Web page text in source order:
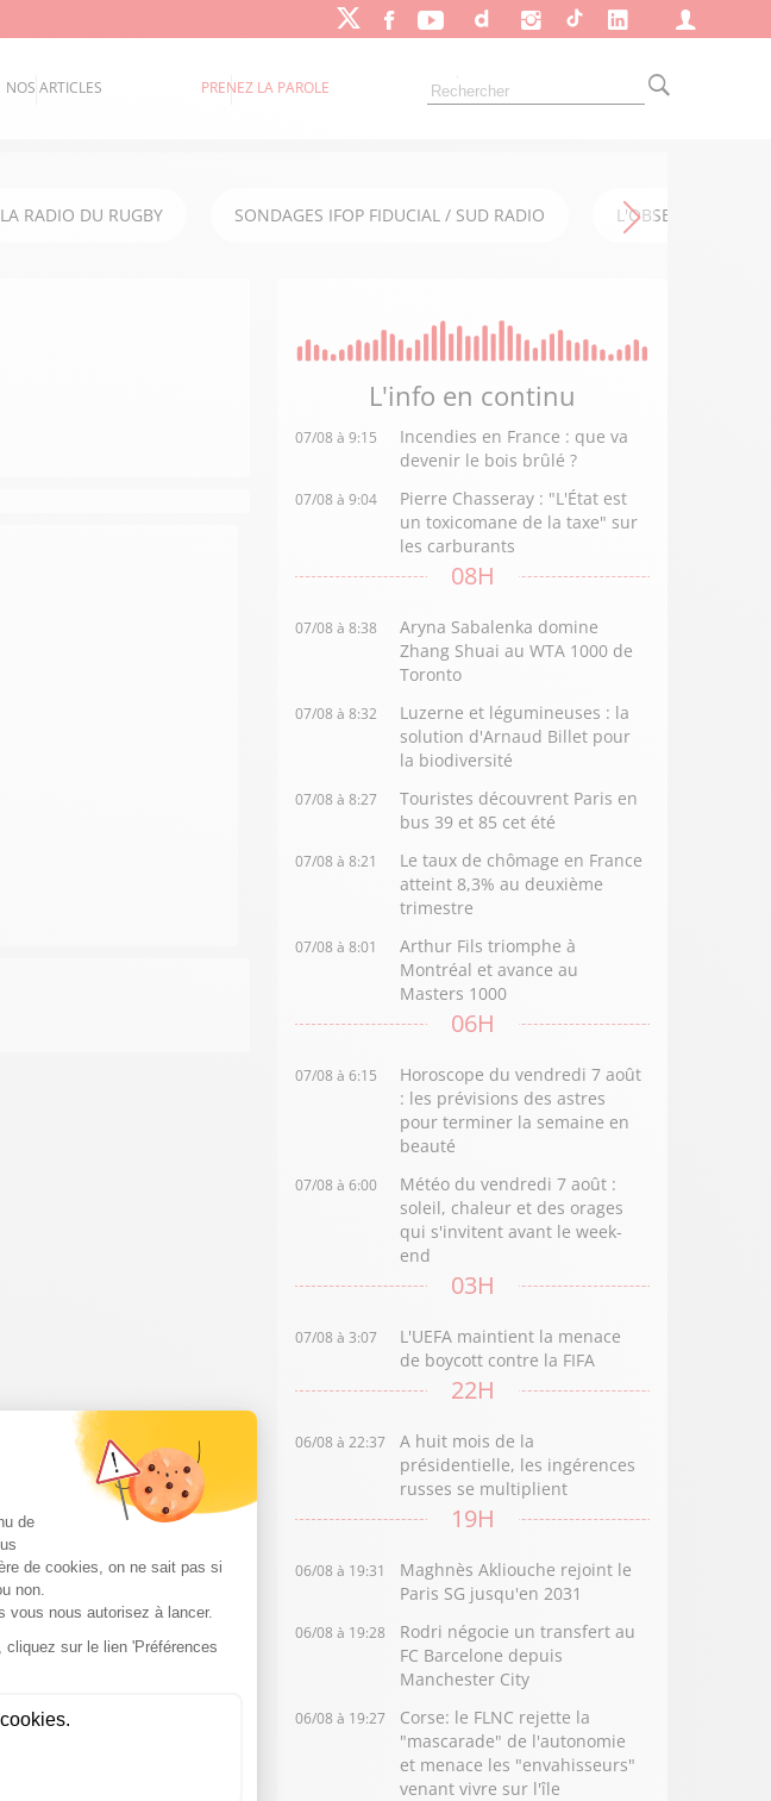
NOS ARTICLES PRENEZ LA PAROLE
LA RADIO DU RUGBY SONDAGES IFOP FIDUCIAL / SUD RADIO L'OBSERVATOIRE
L'info en continu
07/08 à 9:15
Incendies en France : que va
devenir le bois brûlé ?
07/08 à 9:04
Pierre Chasseray : "L'État est
un toxicomane de la taxe" sur
les carburants
08H
07/08 à 8:38
Aryna Sabalenka domine
Zhang Shuai au WTA 1000 de
Toronto
07/08 à 8:32
Luzerne et légumineuses : la
solution d'Arnaud Billet pour
la biodiversité
07/08 à 8:27
Touristes découvrent Paris en
bus 39 et 85 cet été
07/08 à 8:21
Le taux de chômage en France
atteint 8,3% au deuxième
trimestre
07/08 à 8:01
Arthur Fils triomphe à
Montréal et avance au
Masters 1000
06H
07/08 à 6:15
Horoscope du vendredi 7 août
: les prévisions des astres
pour terminer la semaine en
beauté
07/08 à 6:00
Météo du vendredi 7 août :
soleil, chaleur et des orages
qui s'invitent avant le week-
end
03H
07/08 à 3:07
L'UEFA maintient la menace
de boycott contre la FIFA
22H
06/08 à 22:37
A huit mois de la
présidentielle, les ingérences
russes se multiplient
19H
06/08 à 19:31
Maghnès Akliouche rejoint le
Paris SG jusqu'en 2031
06/08 à 19:28
Rodri négocie un transfert au
FC Barcelone depuis
Manchester City
06/08 à 19:27
Corse: le FLNC rejette la
"mascarade" de l'autonomie
et menace les "envahisseurs"
venant vivre sur l'île